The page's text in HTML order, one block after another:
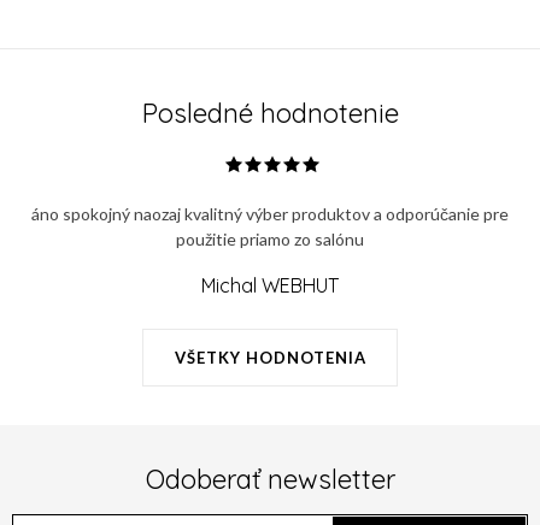
Posledné hodnotenie
VŠETKY HODNOTENIA
áno spokojný naozaj kvalitný výber produktov a odporúčanie pre
použitie priamo zo salónu
Michal WEBHUT
Odoberať newsletter